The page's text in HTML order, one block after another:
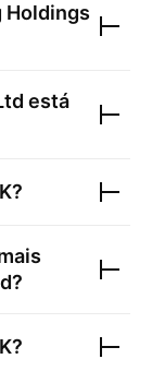
Holdings
está
?
?
?